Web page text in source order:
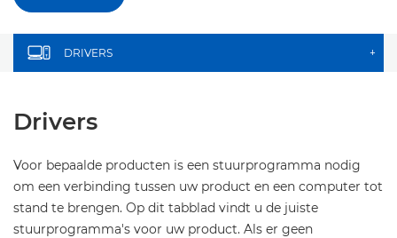
DRIVERS +
Drivers
Voor bepaalde producten is een stuurprogramma nodig
om een verbinding tussen uw product en een computer tot
stand te brengen. Op dit tabblad vindt u de juiste
stuurprogramma's voor uw product. Als er geen